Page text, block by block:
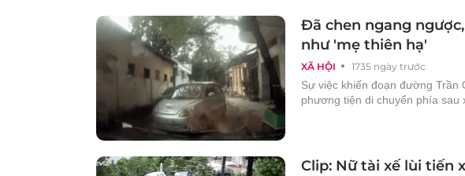
XÃ HỘI 1735 ngày trước
Đã chen ngang
như 'mẹ thiên hạ'
Sự việc khiến đoạn đường Trần
phương tiện di chuyển phía sau
Clip: Nữ tài xế lùi tiến